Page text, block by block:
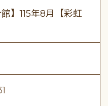
館】115年8月【彩虹